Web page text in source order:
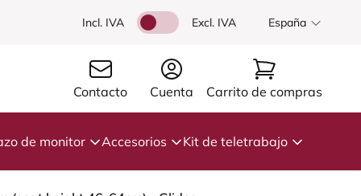
Incl. IVA Excl. IVA España
Contacto Cuenta Carrito de compras
de monitor Accesorios Kit de teletrabajo